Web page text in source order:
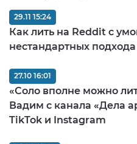
Как лить на Reddit с
нестандартных подхода
29.11 15:24
«Соло вполне можно
Вадим с канала «Дела
TikTok и Instagram
27.10 16:01